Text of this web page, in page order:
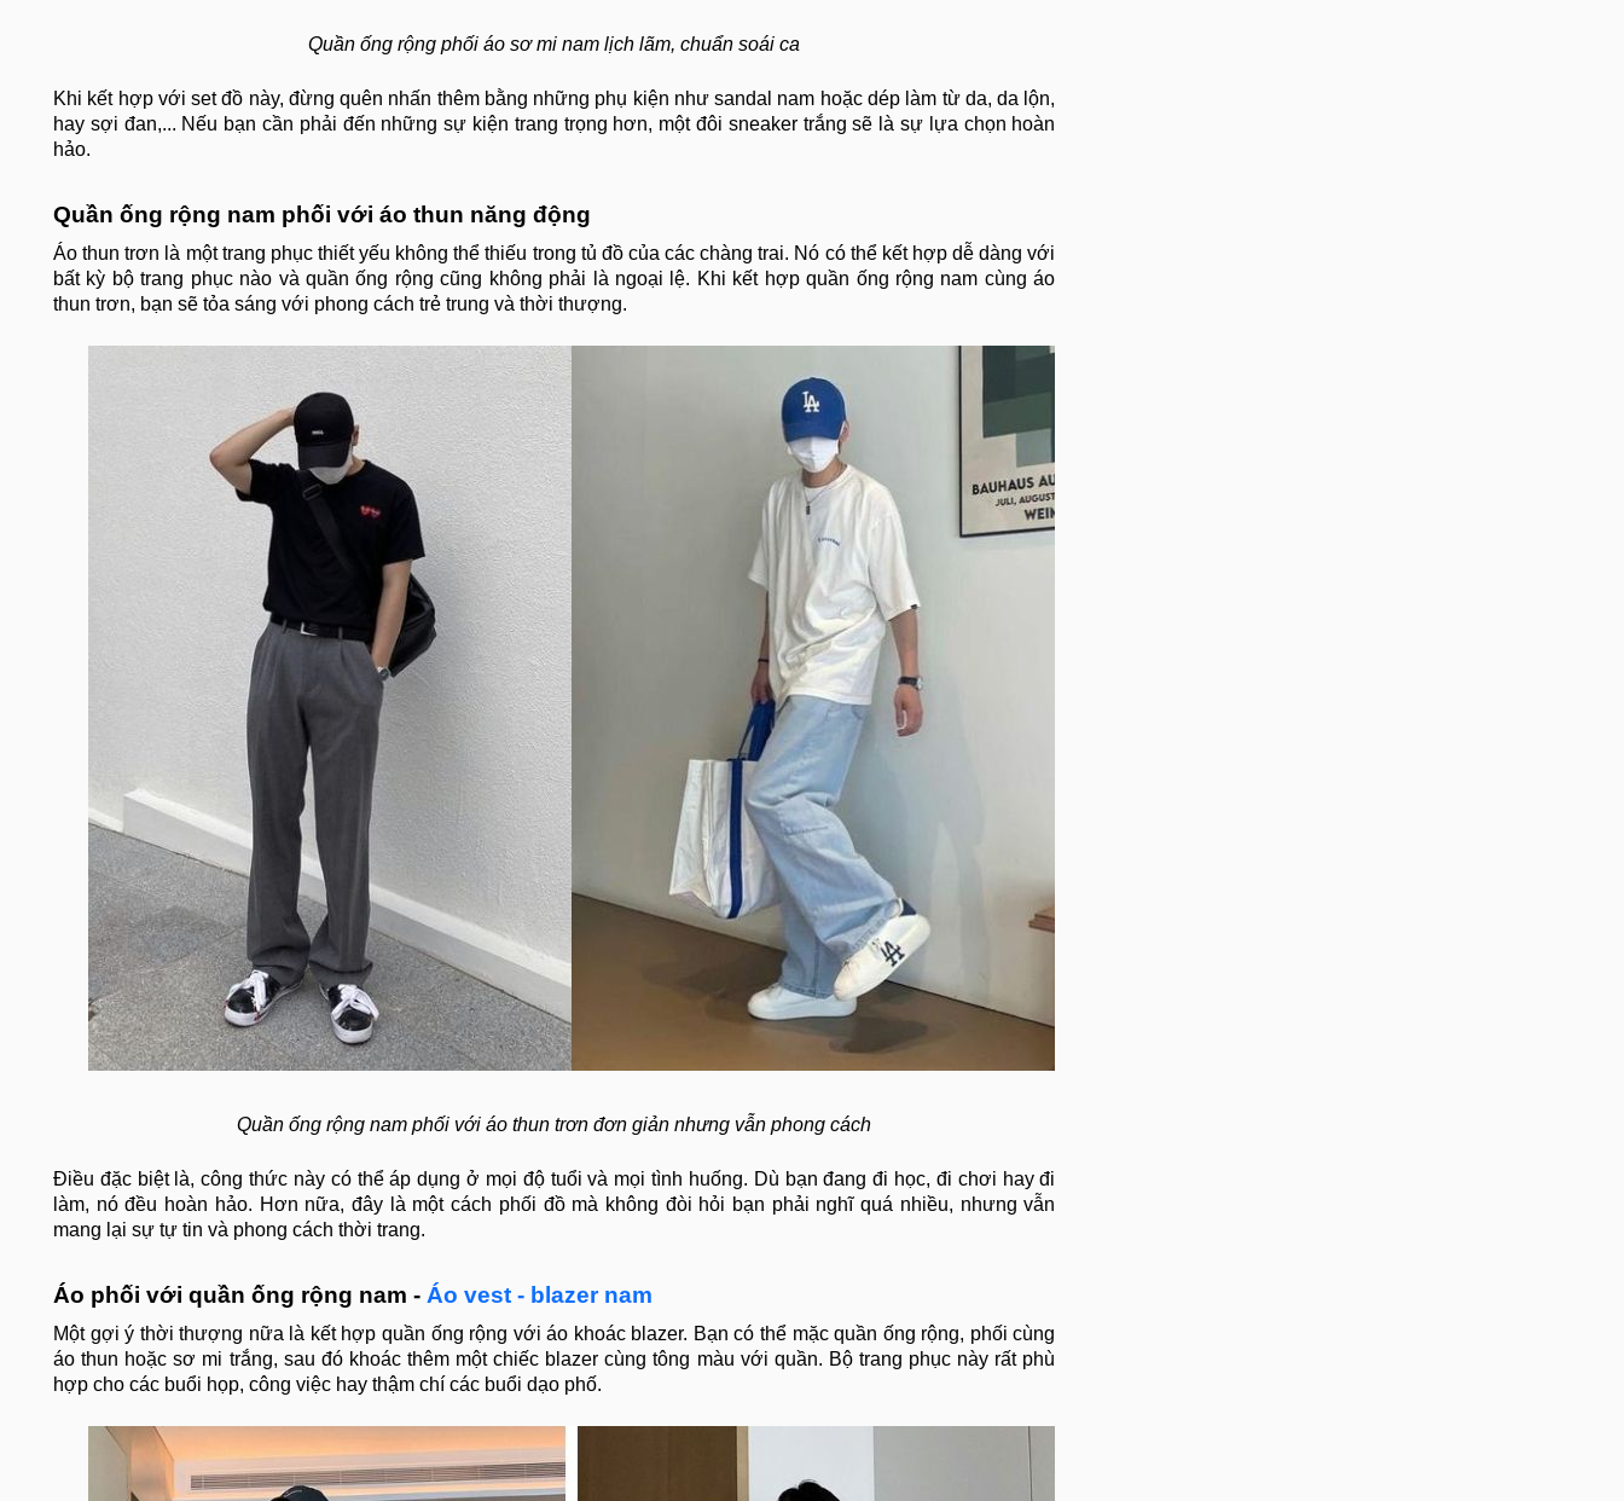
Quần ống rộng phối áo sơ mi nam lịch lãm, chuẩn soái ca
Khi kết hợp với set đồ này, đừng quên nhấn thêm bằng những phụ kiện như sandal nam hoặc dép làm từ da, da lộn,
hay sợi đan,... Nếu bạn cần phải đến những sự kiện trang trọng hơn, một đôi sneaker trắng sẽ là sự lựa chọn hoàn
hảo.
Quần ống rộng nam phối với áo thun năng động
Áo thun trơn là một trang phục thiết yếu không thể thiếu trong tủ đồ của các chàng trai. Nó có thể kết hợp dễ dàng với
bất kỳ bộ trang phục nào và quần ống rộng cũng không phải là ngoại lệ. Khi kết hợp quần ống rộng nam cùng áo
thun trơn, bạn sẽ tỏa sáng với phong cách trẻ trung và thời thượng.
Quần ống rộng nam phối với áo thun trơn đơn giản nhưng vẫn phong cách
Điều đặc biệt là, công thức này có thể áp dụng ở mọi độ tuổi và mọi tình huống. Dù bạn đang đi học, đi chơi hay đi
làm, nó đều hoàn hảo. Hơn nữa, đây là một cách phối đồ mà không đòi hỏi bạn phải nghĩ quá nhiều, nhưng vẫn
mang lại sự tự tin và phong cách thời trang.
Áo phối với quần ống rộng nam - Áo vest - blazer nam
Một gợi ý thời thượng nữa là kết hợp quần ống rộng với áo khoác blazer. Bạn có thể mặc quần ống rộng, phối cùng
áo thun hoặc sơ mi trắng, sau đó khoác thêm một chiếc blazer cùng tông màu với quần. Bộ trang phục này rất phù
hợp cho các buổi họp, công việc hay thậm chí các buổi dạo phố.